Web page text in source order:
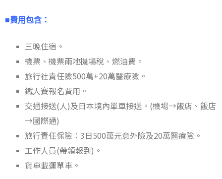
■費用包含：
三晚住宿。
機票、機票兩地機場稅、燃油費。
旅行社責任險500萬+20萬醫療險。
鐵人賽報名費用。
交通接送(人)及日本境內單車接送。(機場→飯店、 飯店
→國際通)
旅行責任保險：3日500萬元意外險及20萬醫療險。
工作人員(帶領報到)。
貨車載運單車。